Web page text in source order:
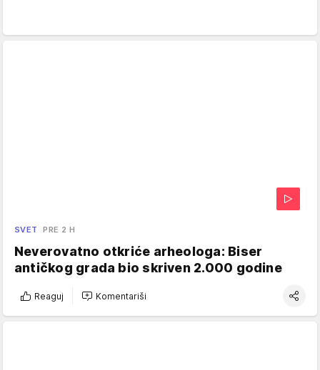
SVET PRE 2 H
Neverovatno otkriće arheologa: Biser
antičkog grada bio skriven 2.000 godine
Reaguj Komentariši